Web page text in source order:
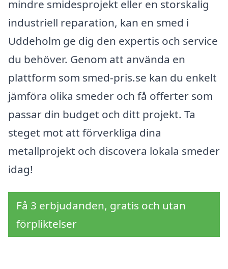
mindre smidesprojekt eller en storskalig
industriell reparation, kan en smed i
Uddeholm ge dig den expertis och service
du behöver. Genom att använda en
plattform som smed-pris.se kan du enkelt
jämföra olika smeder och få offerter som
passar din budget och ditt projekt. Ta
steget mot att förverkliga dina
metallprojekt och discovera lokala smeder
idag!
Få 3 erbjudanden, gratis och utan
förpliktelser